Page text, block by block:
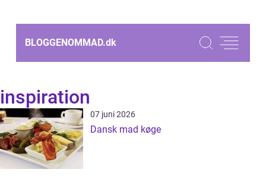
BLOGGENOMMAD.dk
inspiration
07 juni 2026
Dansk mad køge